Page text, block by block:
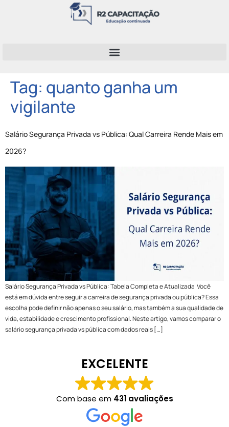
Tag: quanto ganha um
vigilante
Salário Segurança Privada vs Pública: Qual Carreira Rende Mais em
2026?
Salário Segurança Privada vs Pública: Tabela Completa e Atualizada Você
está em dúvida entre seguir a carreira de segurança privada ou pública? Essa
escolha pode definir não apenas o seu salário, mas também a sua qualidade de
vida, estabilidade e crescimento profissional. Neste artigo, vamos comparar o
salário segurança privada vs pública com dados reais […]
EXCELENTE
Com base em 431 avaliações